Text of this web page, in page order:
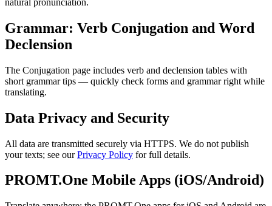
Grammar: Verb Conjugation and Word
Declension
The Conjugation page includes verb and declension tables with
short grammar tips — quickly check forms and grammar right while
translating.
Data Privacy and Security
All data are transmitted securely via HTTPS. We do not publish
your texts; see ourPrivacy Policy for full details.
PROMT.One Mobile Apps (iOS/Android)